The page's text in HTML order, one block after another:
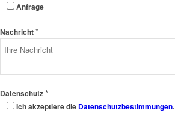
Anfrage
Nachricht*
Datenschutz*
Ich akzeptiere die Datenschutzbestimmungen.